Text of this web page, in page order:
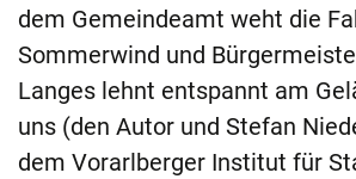
dem Gemeindeamt weht die
Sommerwind und
Langes lehnt entspannt am
uns (den Autor und Stefan
dem Vorarlberger Institut für